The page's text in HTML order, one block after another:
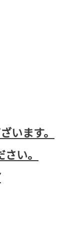
います。
い。